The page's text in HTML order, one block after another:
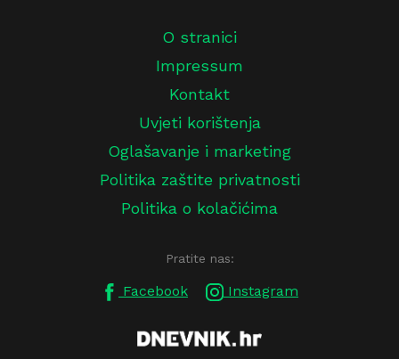
O stranici
Impressum
Kontakt
Uvjeti korištenja
Oglašavanje i marketing
Politika zaštite privatnosti
Politika o kolačićima
Pratite nas:
Facebook Instagram